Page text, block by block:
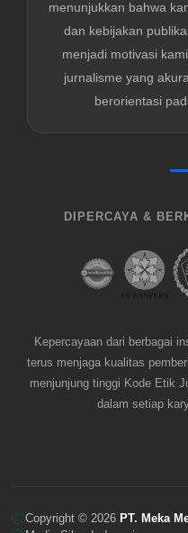
menunjukkan bahwa
dan kebijakan
menjadi motivasi
jurnalisme yang
berorientasi
DIPERCAYA &
Kepercayaan dari berbagai
terus menjaga kualitas
menjunjung tinggi Kode Etik
dalam setiap
Copyright © 2026 PT. Meka